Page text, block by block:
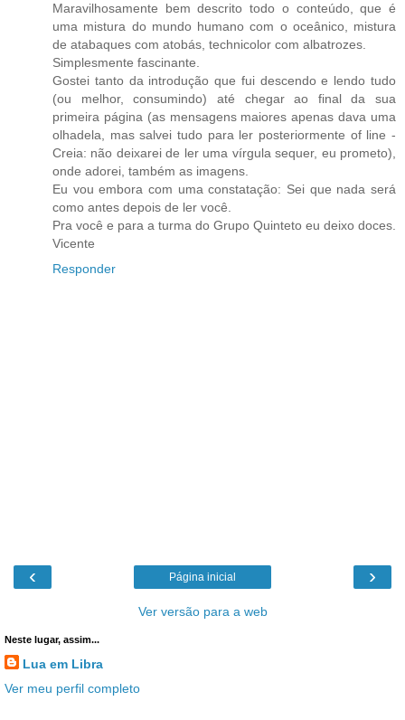
Maravilhosamente bem descrito todo o conteúdo, que é
uma mistura do mundo humano com o oceânico, mistura
de atabaques com atobás, technicolor com albatrozes.
Simplesmente fascinante.
Gostei tanto da introdução que fui descendo e lendo tudo
(ou melhor, consumindo) até chegar ao final da sua
primeira página (as mensagens maiores apenas dava uma
olhadela, mas salvei tudo para ler posteriormente of line -
Creia: não deixarei de ler uma vírgula sequer, eu prometo),
onde adorei, também as imagens.
Eu vou embora com uma constatação: Sei que nada será
como antes depois de ler você.
Pra você e para a turma do Grupo Quinteto eu deixo doces.
Vicente
Responder
‹ ›
Página inicial
Ver versão para a web
Neste lugar, assim...
Lua em Libra
Ver meu perfil completo